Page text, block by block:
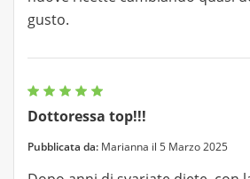
gusto.
Dottoressa top!!!
Pubblicata da: Marianna il 5 Marzo 2025